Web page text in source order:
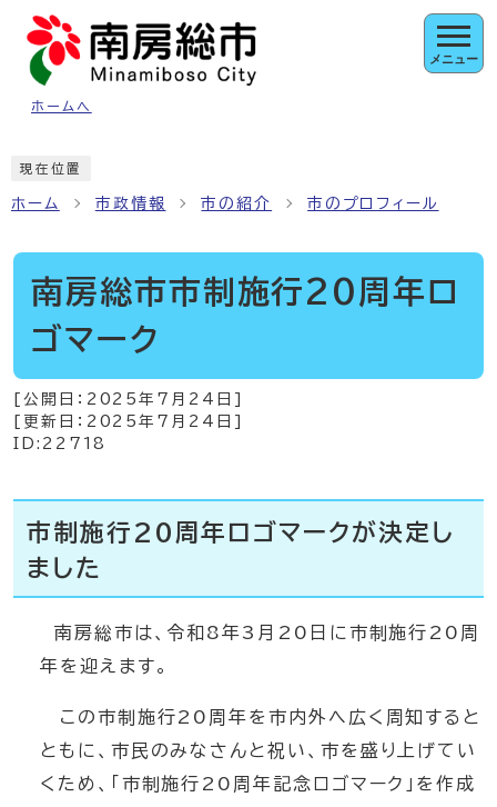
ページの先頭です
ホームへ
メニュー
現在位置
ホーム 市政情報 市の紹介 市のプロフィール
南房総市市制施行20周年ロ
ゴマーク
[公開日： 2025年7月24日
[更新日： 2025年7月24日
ID:22718
市制施行20周年ロゴマークが決定し
ました
南房総市は、令和8年3月20日に市制施行20周
年を迎えます。
この市制施行20周年を市内外へ広く周知すると
ともに、市民のみなさんと祝い、市を盛り上げてい
くため、「市制施行20周年記念ロゴマーク」を作成